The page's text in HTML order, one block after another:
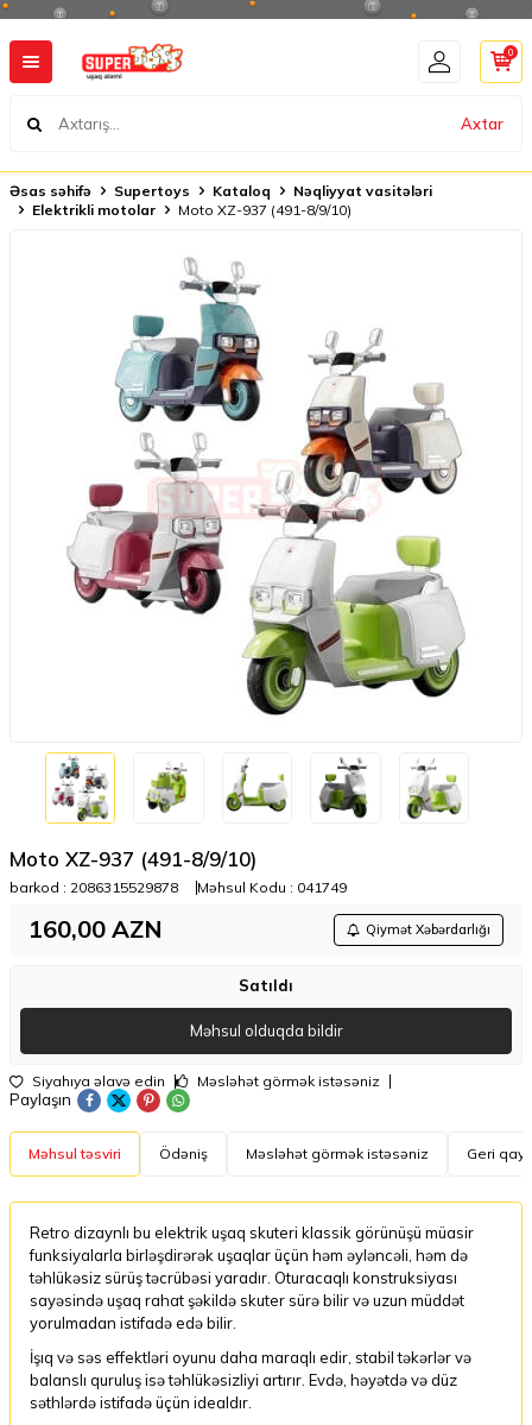
Axtar
0
Əsas səhifə Supertoys Kataloq
Nəqliyyat vasitələri
Elektrikli motolar
Moto XZ-937 (491-8/9/10)
Moto XZ-937 (491-8/9/10)
barkod : 2086315529878 Məhsul Kodu : 041749
160,00 AZN Qiymət Xəbərdarlığı
Satıldı
Məhsul olduqda bildir
Siyahıya əlavə edin Məsləhət görmək istəsəniz
Paylaşın
Məhsul təsviri Ödəniş Məsləhət görmək istəsəniz Geri
Retro dizaynlı bu elektrik uşaq skuteri klassik görünüşü müasir
funksiyalarla birləşdirərək uşaqlar üçün həm əyləncəli, həm də
təhlükəsiz sürüş təcrübəsi yaradır. Oturacaqlı konstruksiyası
sayəsində uşaq rahat şəkildə skuter sürə bilir və uzun müddət
yorulmadan istifadə edə bilir.
İşıq və səs effektləri oyunu daha maraqlı edir, stabil təkərlər və
balanslı quruluş isə təhlükəsizliyi artırır. Evdə, həyətdə və düz
səthlərdə istifadə üçün idealdır.